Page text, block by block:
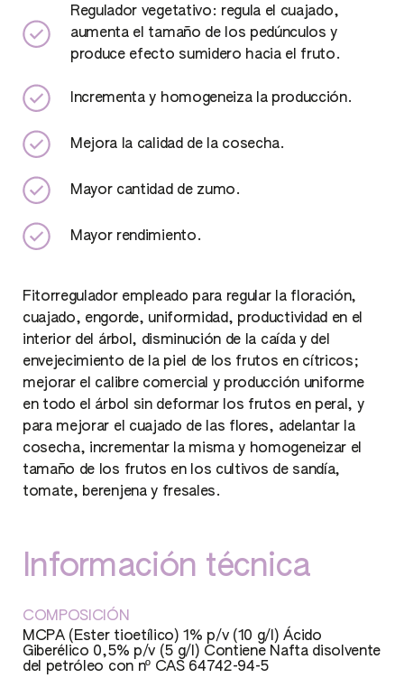
Regulador vegetativo: regula el cuajado,
aumenta el tamaño de los pedúnculos y
produce efecto sumidero hacia el fruto.
Incrementa y homogeneiza la producción.
Mejora la calidad de la cosecha.
Mayor cantidad de zumo.
Mayor rendimiento.
Fitorregulador empleado para regular la floración,
cuajado, engorde, uniformidad, productividad en el
interior del árbol, disminución de la caída y del
envejecimiento de la piel de los frutos en cítricos;
mejorar el calibre comercial y producción uniforme
en todo el árbol sin deformar los frutos en peral, y
para mejorar el cuajado de las flores, adelantar la
cosecha, incrementar la misma y homogeneizar el
tamaño de los frutos en los cultivos de sandía,
tomate, berenjena y fresales.
Información técnica
COMPOSICIÓN
MCPA (Ester tioetílico) 1% p/v (10 g/l) Ácido
Giberélico 0,5% p/v (5 g/l) Contiene Nafta disolvente
del petróleo con nº CAS 64742-94-5